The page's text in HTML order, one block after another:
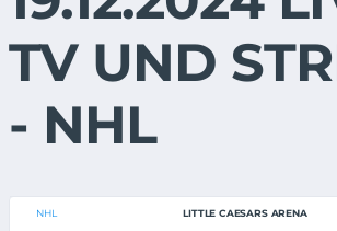
TV UND
- NHL
NHL LITTLE CAESARS ARENA